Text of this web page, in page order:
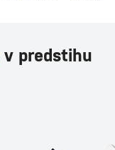
v predstihu